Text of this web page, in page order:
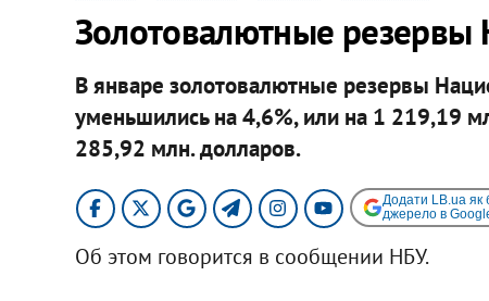
Золотовалютные
В январе золотовалютные резервы
уменьшились на 4,6%, или на 1 219,19
285,92 млн. долларов.
Додати LB.ua як
джерело в
Об этом говорится в сообщении НБУ.